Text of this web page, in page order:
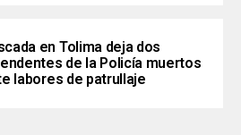
en Tolima deja dos
de la Policía muertos
labores de patrullaje